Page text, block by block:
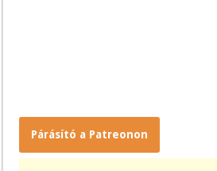
Párásító a Patreonon